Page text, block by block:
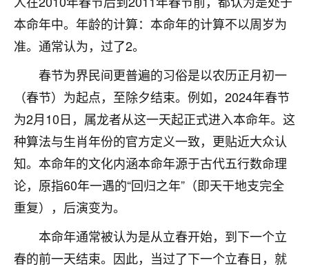
本命年中。年龄的计算：本命年的计算不以周岁为
准。通常认为，过了2。
春节为界民间更普遍的习俗是以农历正月初一
（春节）为起点，至除夕结束。例如，2024年春节
为2月10日，属龙者从这一天起正式进入本命年。这
种算法与生肖年份的官方定义一致，更贴近大众认
知。本命年的文化内涵本命年源于古代五行数命理
论，原指60年一遇的“回归之年”（即天干地支完全
重复），后演变为。
本命年通常被认为是从立春开始，到下一个立
春的前一天结束。因此，当过了下一个立春日，就
太岁还有一个发钱粮，本来年前的人事调整，拖到年
后，我以为都没戏了，结果开年一上班，开会提拔升
职第一个就是我，职务无所谓，主要是底薪加了
3000，非常开心，无论如何，感恩感谢！🙏🏻
鹿森：恭喜升职加薪！！，请客吗？�
12小时前 来自北京 32
心心相印
我身体不太好，总是病病殃殃的，去检查又没什么大
问题，反正就是不舒服。中医西医看遍了，找不到问
题，后来无意中看到有人推荐慧来老师，跟老师聊过
之后，心情豁然开朗，也听老师建议，处理了一些因
果问题。今年以来，身体比以前好多，主要是心情好
了，老师说境随心转，现在深有体会了。